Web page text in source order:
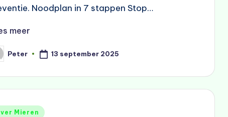
Noodplan in 7 stappen Stop…
meer
Peter 13 september 2025
Mieren